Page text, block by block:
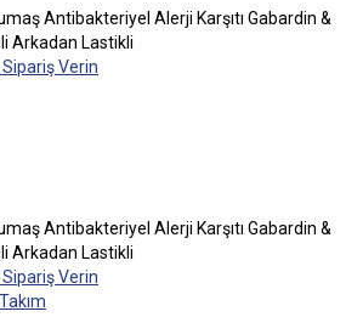
Antibakteriyel Alerji Karşıtı Gabardin &
Arkadan Lastikli
Verin
Antibakteriyel Alerji Karşıtı Gabardin &
Arkadan Lastikli
Verin